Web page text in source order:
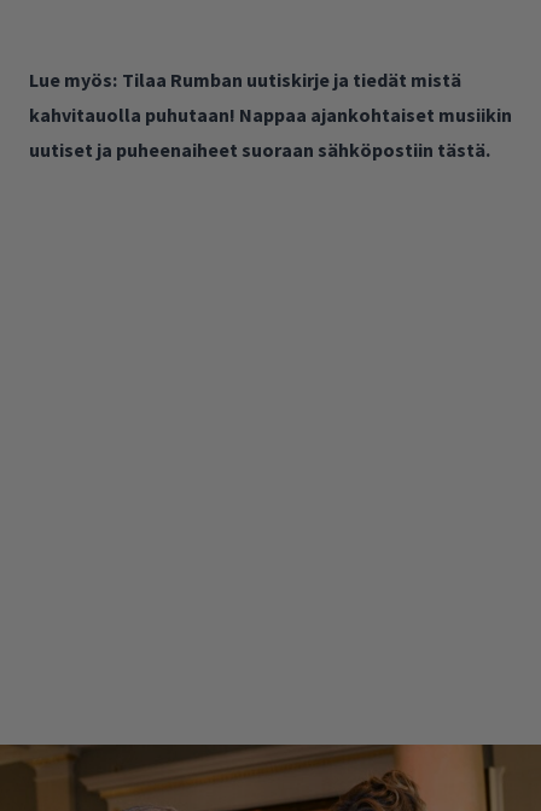
Lue myös: Tilaa Rumban uutiskirje ja tiedät mistä
kahvitauolla puhutaan! Nappaa ajankohtaiset musiikin
uutiset ja puheenaiheet suoraan sähköpostiin tästä.